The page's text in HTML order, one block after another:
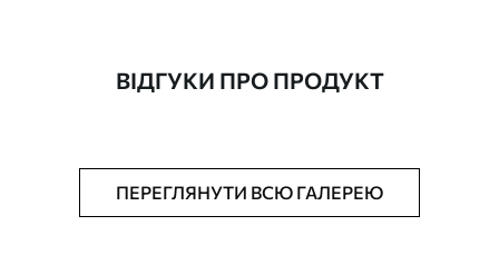
Додатково Можна додати лакове покриття.
ВІДГУКИ ПРО ПРОДУКТ
ПЕРЕГЛЯНУТИ ВСЮ ГАЛЕРЕЮ